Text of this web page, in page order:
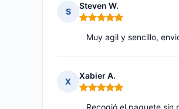
S
Steven W.
Nota: 5 de 5
Muy agil y sencillo,
X
Xabier A.
Nota: 5 de 5